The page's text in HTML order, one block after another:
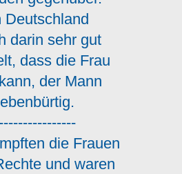
Deutschland
darin sehr gut
dass die Frau
der Mann
die Frauen
und waren